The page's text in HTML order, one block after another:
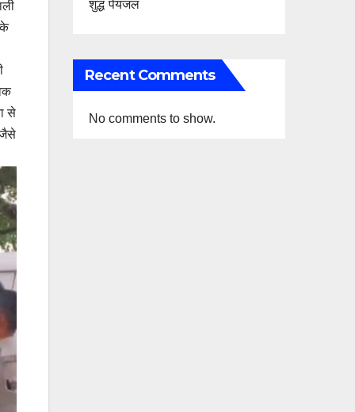
के
से
जैसे
शुद्ध पेयजल
Recent Comments
No comments to show.